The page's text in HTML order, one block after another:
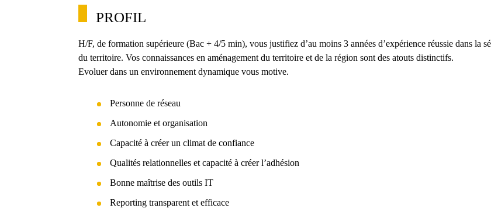
PROFIL
H/F, de formation supérieure (Bac + 4/5 min), vous justifiez d’au moins 3 années d’expérience réussie dans la
du territoire. Vos connaissances en aménagement du territoire et de la région sont des atouts distinctifs.
Evoluer dans un environnement dynamique vous motive.
Personne de réseau
Autonomie et organisation
Capacité à créer un climat de confiance
Qualités relationnelles et capacité à créer l’adhésion
Bonne maîtrise des outils IT
Reporting transparent et efficace